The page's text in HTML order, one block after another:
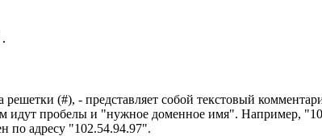
решетки (#), - представляет собой текстовый
идут пробелы и "нужное доменное имя". Например,
по адресу "102.54.94.97".